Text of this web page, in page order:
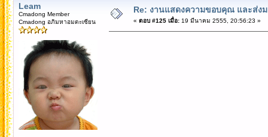
Leam
Cmadong Member
Cmadong อภิมหาอมตะเซียน
Re: งานแสดงความขอบคุณ และส่ง
« ตอบ #125 เมื่อ:19 มีนาคม 2555, 20:56:23 »